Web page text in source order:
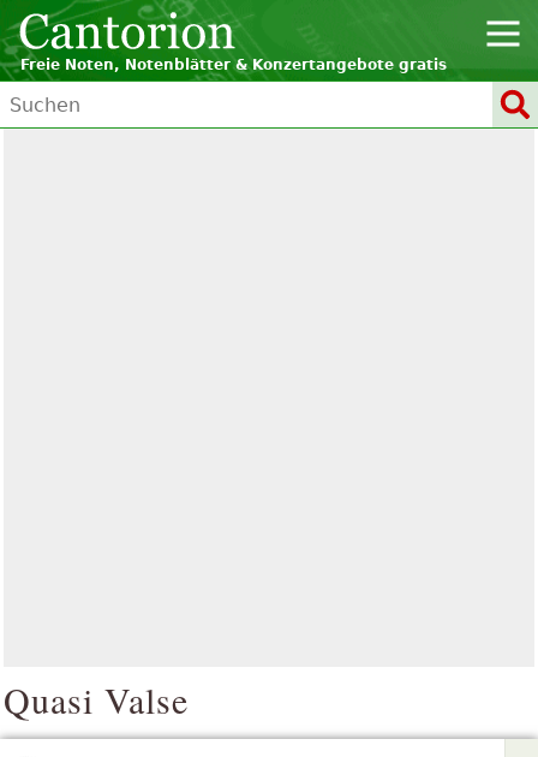
Freie Noten, Notenblätter & Konzertangebote gratis
Quasi Valse